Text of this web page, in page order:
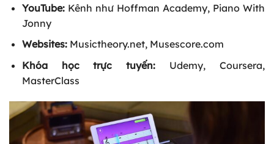
YouTube: Kênh như Hoffman Academy, Piano With
Jonny
Websites: Musictheory.net, Musescore.com
Khóa học trực tuyến: Udemy, Coursera,
MasterClass